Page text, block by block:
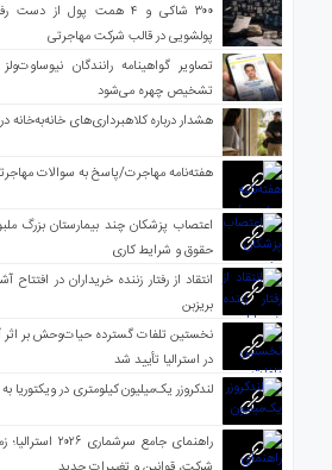
۳۰۰ شاکی و ۴ همت پول از دست
پولشویی در قالب شرکت مهاجرتی
تصاویر گواهینامه رانندگان
تشخیص چهره می‌شود
هشدار درباره کلاهبرداری‌های خانه‌به‌خانه
هفته‌نامه مهاجرت/پاسخ به سوالات مهاجرتی ۵
اعتصاب پزشکان چند بیمارستان بزرگ
حقوق و شرایط کاری
انتقاد از رفتار زننده خریداران در افتتاح
بریزبن
نخستین تلفات گسترده حیات‌وحش بر اثر
در استرالیا تأیید شد
لندکروزر یک‌میلیون کیلومتری در
راهنمای جامع